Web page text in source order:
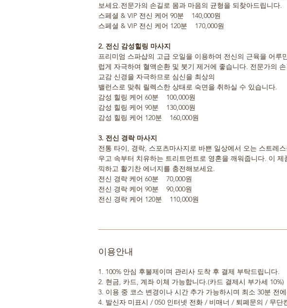
보세요.전문가의 손길로 몸과 마음의 균형을 되찾아드립니다.
스페셜 & VIP 전신 케어 90분 140,000원
스페셜 & VIP 전신 케어 120분 170,000원
2. 전신 감성힐링 마사지
프리미엄 스파샵의 고급 오일을 이용하여 전신의 근육을 어루
럽게 자극하여 혈액순환 및 붓기 제거에 좋습니다. 전문가의
교감 신경을 자극하므로 심신을 최상의
밸런스로 맞춰 릴렉스한 상태로 숙면을 취하실 수 있습니다.
감성 힐링 케어 60분 100,000원
감성 힐링 케어 90분 130,000원
감성 힐링 케어 120분 160,000원
3. 전신 경락 마사지
전통 타이, 경락, 스포츠마사지로 바쁜 일상에서 오는 스트레
우고 속부터 치유하는 트리트먼트로 영혼을 깨워줍니다. 이
끽하고 활기찬 에너지를 충전해보세요.
전신 경락 케어 60분 70,000원
전신 경락 케어 90분 90,000원
전신 경락 케어 120분 110,000원
이용안내
1. 100% 안심 후불제이며 관리사 도착 후 결제 부탁드립니다.
2. 현금, 카드, 계좌 이체 가능합니다.(카드 결제시 부가세 10%)
3. 이용 중 코스 변경이나 시간 추가 가능하시며 최소 30분 전
4. 발신자 미표시 / 050 인터넷 전화 / 비매너 / 퇴폐문의 / 무단